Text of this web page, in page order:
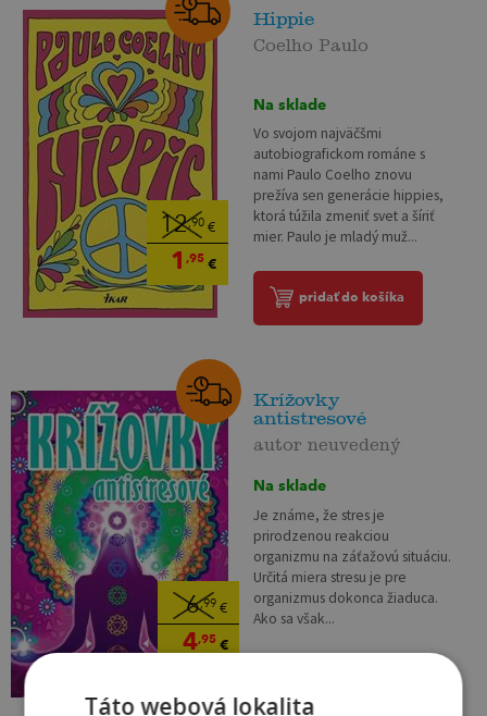
12,90 €
1 ,95 €
Hippie
Coelho Paulo
Na sklade
Vo svojom najväčšmi
autobiografickom románe s
nami Paulo Coelho znovu
prežíva sen generácie hippies,
ktorá túžila zmeniť svet a šíriť
mier. Paulo je mladý muž...
pridať do košíka
6,99 €
4,95€
Krížovky
antistresové
autor neuvedený
Na sklade
Je známe, že stres je
prirodzenou reakciou
organizmu na záťažovú situáciu.
Určitá miera stresu je pre
organizmus dokonca žiaduca.
Ako sa však...
Táto webová lokalita